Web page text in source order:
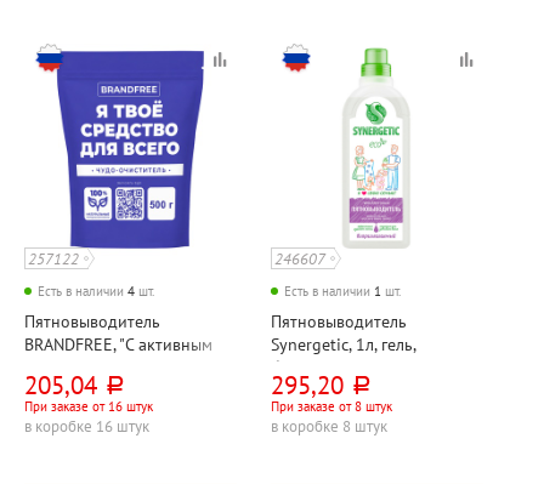
257122
Есть в наличии 4 шт.
Пятновыводитель
BRANDFREE, "С активным
205,04 руб.
При заказе от 16 штук
в коробке 16 штук
246607
Есть в наличии 1 шт.
Пятновыводитель
Synergetic, 1л, гель,
биоразлагаемый, флакон
295,20 руб.
При заказе от 8 штук
в коробке 8 штук